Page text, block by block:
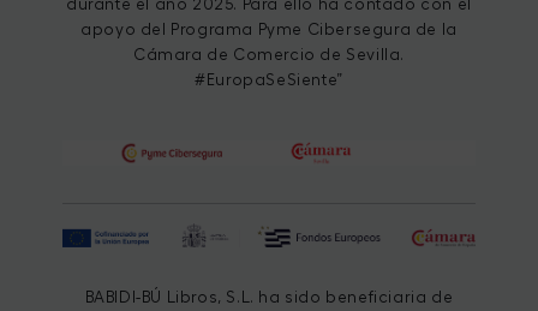
durante el año 2025. Para ello ha contado con el
apoyo del Programa Pyme Cibersegura de la
Cámara de Comercio de Sevilla.
#EuropaSeSiente”
BABIDI-BÚ Libros, S.L. ha sido beneficiaria de